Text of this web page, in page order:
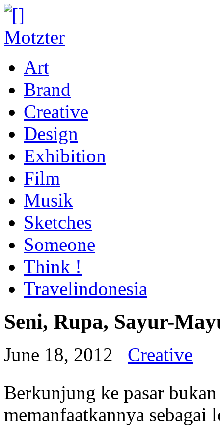
Art
Brand
Creative
Design
Exhibition
Film
Musik
Sketches
Someone
Think !
Travelindonesia
Seni, Rupa, Sayur-
June 18, 2012
Creative
Berkunjung ke pasar
memanfaatkannya